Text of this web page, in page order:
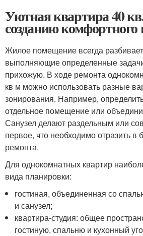
Уютная квартира 40
созданию комфортного
Жилое помещение всегда
выполняющие определенные
прихожую. В ходе ремонта
кв м можно использовать разные
зонирования. Например,
отдельное помещение или
Санузел делают раздельным или
первое, что необходимо отразить в
ремонта.
Для однокомнатных квартир
вида планировки:
гостиная, объединенная со
и санузел;
квартира-студия: общее
гостиную, спальню и кухонный